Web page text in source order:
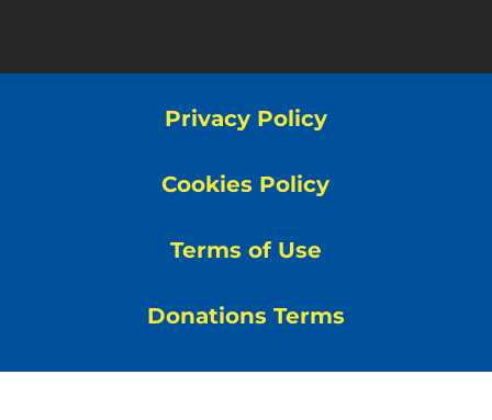
Privacy Policy
Cookies Policy
Terms of Use
Donations Terms